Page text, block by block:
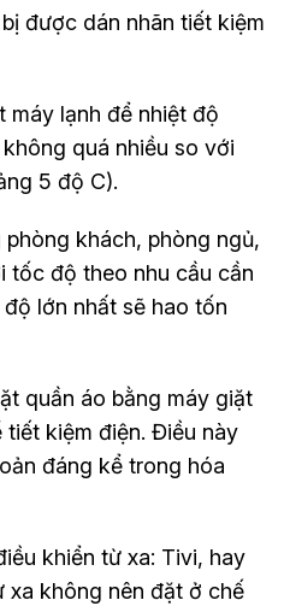
được dán nhãn tiết kiệm
máy lạnh để nhiệt độ
quá nhiều so với
5 độ C).
khách, phòng ngủ,
tốc độ theo nhu cầu cần
lớn nhất sẽ hao tốn
quần áo bằng máy giặt
kiệm điện. Điều này
đáng kể trong hóa
khiển từ xa: Tivi, hay
xa không nên đặt ở chế